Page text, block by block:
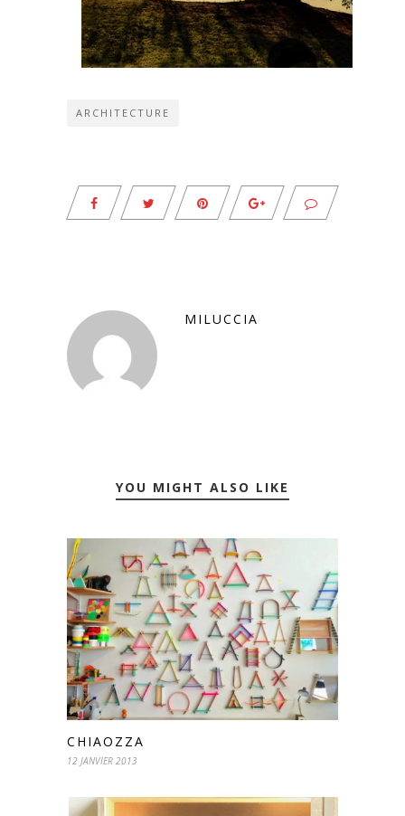
ARCHITECTURE
MILUCCIA
YOU MIGHT ALSO LIKE
CHIAOZZA
12 JANVIER 2013